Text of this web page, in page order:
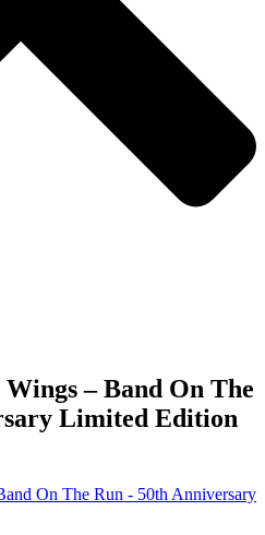
– Band On The
Limited Edition